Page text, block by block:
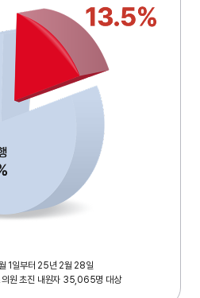
1일부터 25년 2월 28일
의원 초진 내원자 35,065명 대상